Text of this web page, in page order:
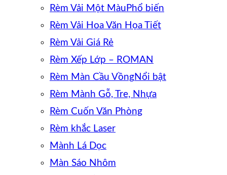
Rèm Vải Một Màu
Rèm Vải Hoa Văn Họa Tiết
Rèm Vải Giá Rẻ
Rèm Xếp Lớp – ROMAN
Rèm Màn Cầu Vồng
Rèm Mành Gỗ, Tre, Nhựa
Rèm Cuốn Văn Phòng
Rèm khắc Laser
Mành Lá Dọc
Màn Sáo Nhôm